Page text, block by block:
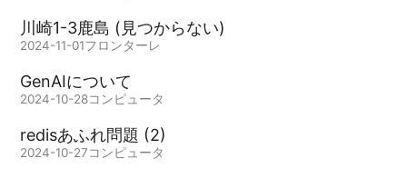
川崎1-3鹿島 (見つからない)
2024-11-01フロンターレ
GenAIについて
2024-10-28コンピュータ
redisあふれ問題 (2)
2024-10-27コンピュータ